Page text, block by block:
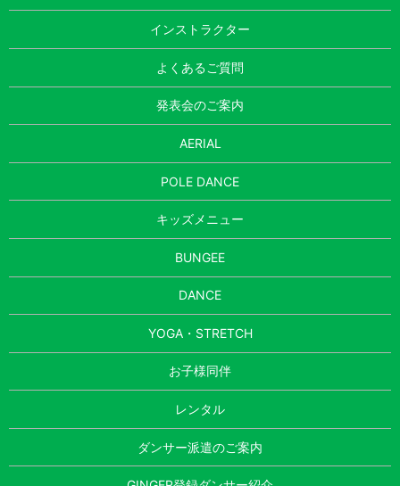
インストラクター
よくあるご質問
発表会のご案内
AERIAL
POLE DANCE
キッズメニュー
BUNGEE
DANCE
YOGA・STRETCH
お子様同伴
レンタル
ダンサー派遣のご案内